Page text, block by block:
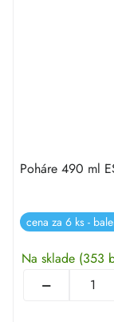
Poháre 490 ml
cena za 6 ks -
Na sklade (353